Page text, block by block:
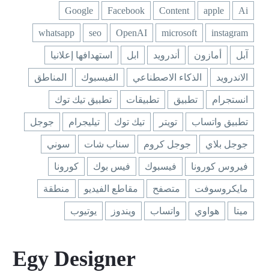
Ai
apple
Content
Facebook
Google
instagram
microsoft
OpenAI
seo
whatsapp
آبل أمازون أندرويد ابل استهدافها إعلانيا
الاندرويد الذكاء الاصطناعي الفيسبوك المناطق
انستجرام تطبيق تطبيقات تطبيق تيك توك
تطبيق واتساب تويتر تيك توك تيليجرام جوجل
جوجل بلاي جوجل كروم سناب شات سوني
فيروس كورونا فيسبوك فيس بوك كورونا
مايكروسوفت متصفح مقاطع الفيديو منطقة
ميتا هواوي واتساب ويندوز يوتيوب
Egy Designer